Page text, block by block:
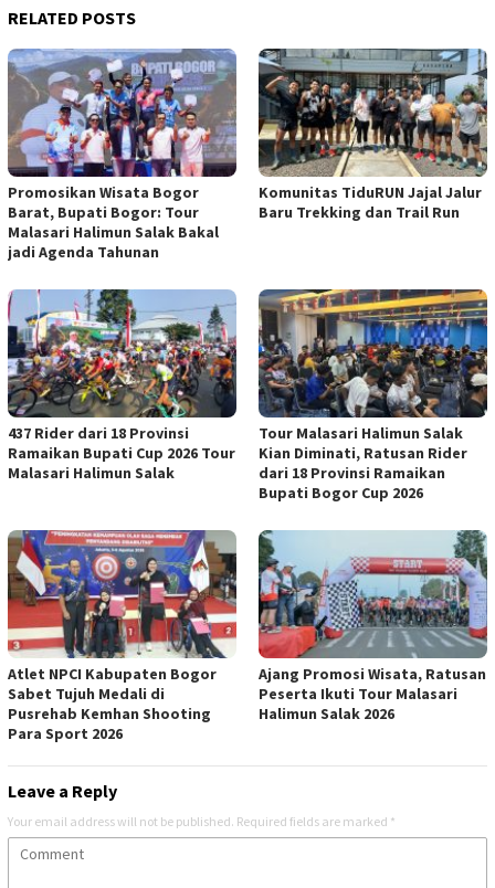
RELATED POSTS
Promosikan Wisata Bogor
Barat, Bupati Bogor: Tour
Malasari Halimun Salak Bakal
jadi Agenda Tahunan
Komunitas TiduRUN Jajal Jalur
Baru Trekking dan Trail Run
437 Rider dari 18 Provinsi
Ramaikan Bupati Cup 2026 Tour
Malasari Halimun Salak
Tour Malasari Halimun Salak
Kian Diminati, Ratusan Rider
dari 18 Provinsi Ramaikan
Bupati Bogor Cup 2026
Atlet NPCI Kabupaten Bogor
Sabet Tujuh Medali di
Pusrehab Kemhan Shooting
Para Sport 2026
Ajang Promosi Wisata, Ratusan
Peserta Ikuti Tour Malasari
Halimun Salak 2026
Leave a Reply
Your email address will not be published. Required fields are marked *